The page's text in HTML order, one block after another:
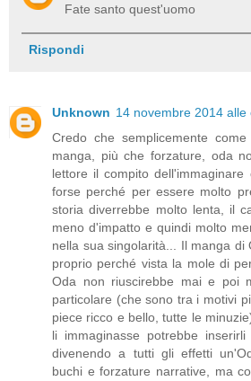
Fate santo quest'uomo
Rispondi
Unknown 14 novembre 2014 alle
Credo che semplicemente
manga, più che forzature, oda
lettore il compito dell'immaginare
forse perché per essere molto
storia diverrebbe molto lenta, il
meno d'impatto e quindi molto
nella sua singolarità... Il manga di
proprio perché vista la mole di
Oda non riuscirebbe mai e poi
particolare (che sono tra i motivi
piece ricco e bello, tutte le
li immaginasse potrebbe
divenendo a tutti gli effetti
buchi e forzature narrative, ma